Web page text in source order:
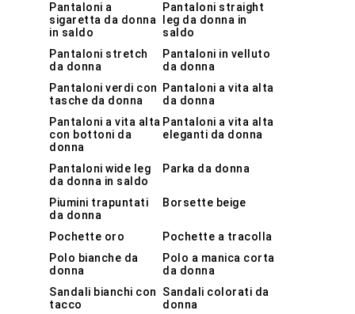
Pantaloni a
sigaretta da donna
in saldo
Pantaloni straight
leg da donna in
saldo
Pantaloni stretch
da donna
Pantaloni in velluto
da donna
Pantaloni verdi con
tasche da donna
Pantaloni a vita alta
da donna
Pantaloni a vita alta
con bottoni da
donna
Pantaloni a vita alta
eleganti da donna
Pantaloni wide leg
da donna in saldo
Parka da donna
Piumini trapuntati
da donna
Borsette beige
Pochette oro
Pochette a tracolla
Polo bianche da
donna
Polo a manica corta
da donna
Sandali bianchi con
tacco
Sandali colorati da
donna